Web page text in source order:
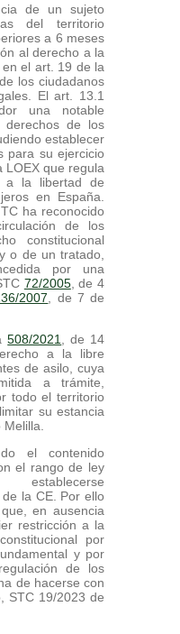
de un sujeto
del territorio
a 6 meses
al derecho a la
el art. 19 de la
los ciudadanos
El art. 13.1
una notable
derechos de los
establecer
para su ejercicio
LOEX que regula
a la libertad de
en España.
ha reconocido
de los
constitucional
o de un tratado,
por una
72/2005, de 4
2007 , de 7 de
508/2021
, de 14
a la libre
de asilo, cuya
a trámite,
todo el territorio
su estancia
el contenido
el rango de ley
la CE. Por ello
en ausencia
restricción a la
por
y por
de los
de hacerse con
STC 19/2023 de